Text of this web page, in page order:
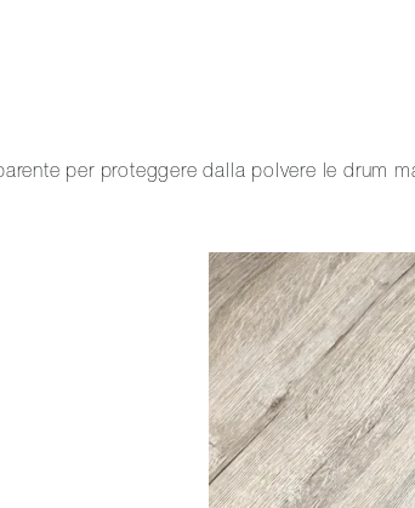
per proteggere dalla polvere le drum